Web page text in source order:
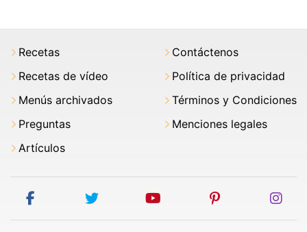
Recetas
Recetas de vídeo
Menús archivados
Preguntas
Artículos
Contáctenos
Política de privacidad
Términos y Condiciones
Menciones legales
facebook twitter youtube pinterest